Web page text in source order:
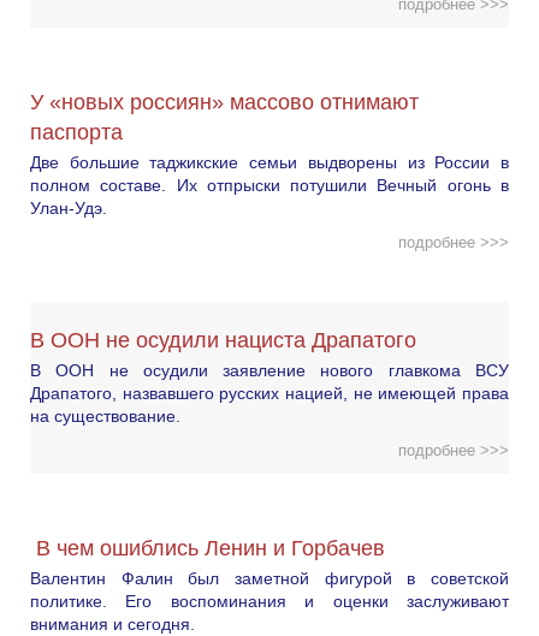
подробнее >>>
У «новых россиян» массово отнимают
паспорта
Две большие таджикские семьи выдворены из России в
полном составе. Их отпрыски потушили Вечный огонь в
Улан-Удэ.
подробнее >>>
В ООН не осудили нациста Драпатого
В ООН не осудили заявление нового главкома ВСУ
Драпатого, назвавшего русских нацией, не имеющей права
на существование.
подробнее >>>
В чем ошиблись Ленин и Горбачев
Валентин Фалин был заметной фигурой в советской
политике. Его воспоминания и оценки заслуживают
внимания и сегодня.